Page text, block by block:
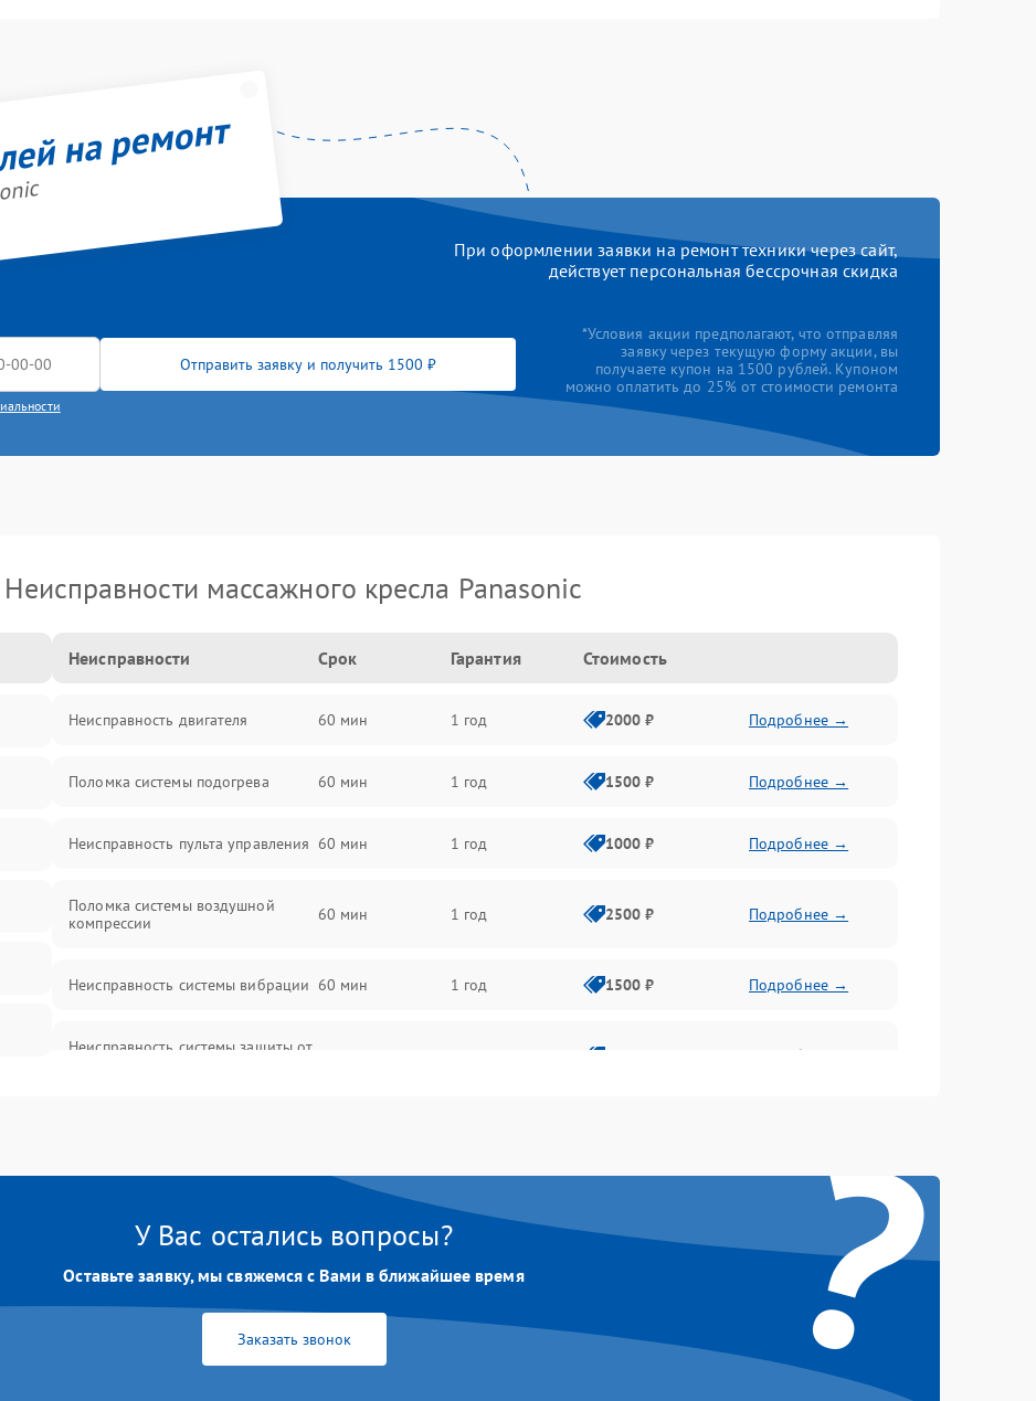
на ремонт
При оформлении заявки на ремонт техники через сайт,
действует персональная бессрочная скидка
Отправить заявку и получить 1500 ₽
*Условия акции предполагают, что отправляя
заявку через текущую форму акции, вы
получаете купон на 1500 рублей. Купоном
можно оплатить до 25% от стоимости ремонта
Неисправности массажного кресла Panasonic
Неисправности Срок Гарантия Стоимость
Неисправность двигателя 60 мин 1 год 2000 ₽ Подробнее →
Поломка системы подогрева 60 мин 1 год 1500 ₽ Подробнее →
Неисправность пульта управления 60 мин 1 год 1000 ₽ Подробнее →
Поломка системы воздушной
компрессии
60 мин 1 год 2500 ₽ Подробнее →
Неисправность системы вибрации 60 мин 1 год 1500 ₽ Подробнее →
Неисправность системы защиты от
1500 ₽ Подробнее →
короткого замыкания
1 год
Неисправность системы защиты от
перегрева
Подробнее →
Повреждение системы защиты от
Подробнее →
?
У Вас остались вопросы?
Оставьте заявку, мы свяжемся с Вами в ближайшее время
Заказать звонок